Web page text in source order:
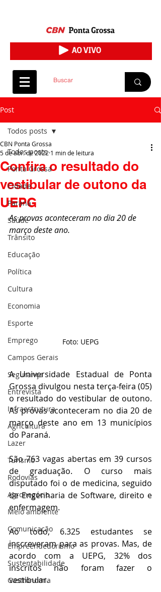
Post
Todos posts
Ponta Grossa
Cidade
Paraná
Saúde
Trânsito
Educação
Política
Cultura
Economia
Esporte
Emprego
Campos Gerais
Segurança
Entrevista
Infraestrutura
Agricultura
Lazer
Turismo
Rodovias
Agronegócio
Meio ambiente
Comunicação
Empreendedorismo
Sustentabilidade
Gastronomia
Todos posts
Confira o resultado do
vestibular de outono da
UEPG
CBN Ponta Grossa
5 de abr. de 2022 1 min de leitura
As provas aconteceram no dia 20 de
março deste ano.
Foto: UEPG
A Universidade Estadual de Ponta
Grossa divulgou nesta terça-feira (05)
o resultado do vestibular de outono.
As provas aconteceram no dia 20 de
março deste ano em 13 municípios
do Paraná.
São 763 vagas abertas em 39 cursos
de graduação. O curso mais
disputado foi o de medicina, seguido
de Engenharia de Software, direito e
enfermagem.
Ao todo, 6.325 estudantes se
inscreveram para as provas. Mas, de
acordo com a UEPG, 32% dos
inscritos não foram fazer o
vestibular.